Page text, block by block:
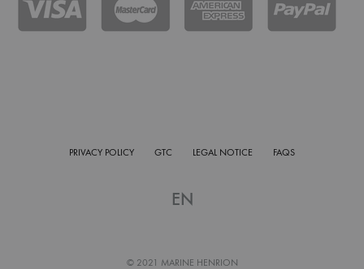
© 2021 MARINE HENRION
PRIVACY POLICY GTC LEGAL NOTICE FAQS
EN